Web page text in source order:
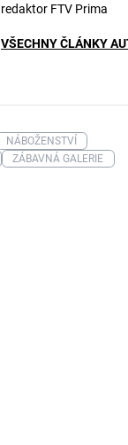
redaktor FTV Prima
VŠECHNY ČLÁNKY
NÁBOŽENSTVÍ
ZÁBAVNÁ GALERIE